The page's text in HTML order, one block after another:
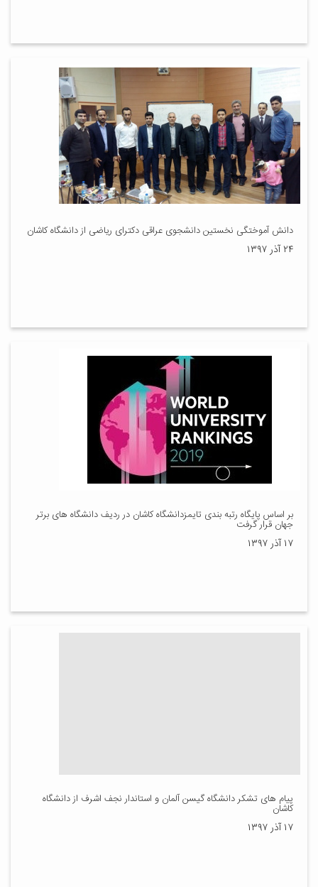
دانش آموختگی نخستین دانشجوی عراقی دکترای ریاضی از دانشگاه کاشان
۲۴ آذر ۱۳۹۷
بر اساس پایگاه رتبه بندی تایمزدانشگاه کاشان در ردیف دانشگاه های برتر
جهان قرار گرفت
۱۷ آذر ۱۳۹۷
پیام های تشکر دانشگاه گیسن آلمان و استاندار نجف اشرف از دانشگاه
کاشان
۱۷ آذر ۱۳۹۷